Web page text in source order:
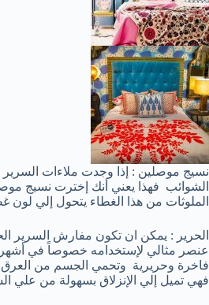
نسيج موصلين : إذا وجدت ملاءات
الشوائب فهذا يعني أنك إخترت نسيج
الملوثات من هذا الغطاء يتحول إلي لون
الحرير : يمكن ان تكون مفارش السرير
عنصر مثالي لإستخدامه خصوصاً في أشهر
فاخرة وحريرية وتحمي الجسم من
فهي تميل إلي الإنزلاق بسهولة من علي